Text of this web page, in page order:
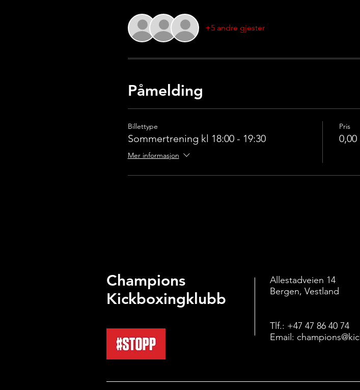
+5 andre gjester
Påmelding
Billettype
Sommertrening kl 18:00 - 19:30
Mer informasjon
Pris
0,00
Champions
Kickboxingklubb
Allestadveien 14
Bergen, Vestland
Tlf.: +47 47 86 40 74
Email: